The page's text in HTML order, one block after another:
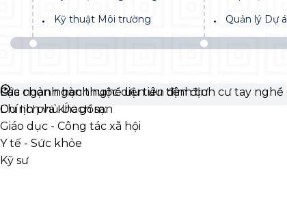
Kỹ thuật Môi trường
Quản lý Dự án
Công nghệ thông tin
Du lịch và khách sạn
Giáo dục - Công tác xã hội
Y tế - Sức khỏe
Kỹ sư
Lựa chọn ngành nghề ưu tiên định cư
Các ngành học thuộc diện ưu tiên định cư tay nghề
Chính phủ Úc gồm: